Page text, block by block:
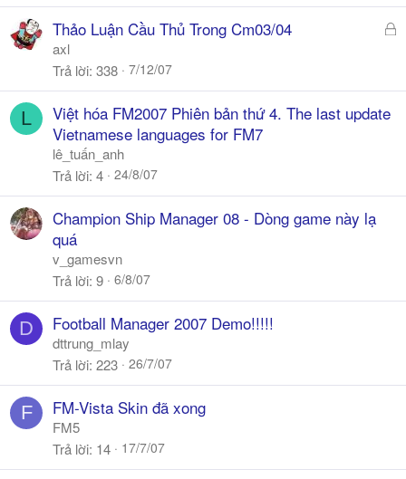
Đ
h
Thảo Luận Cầu Thủ Trong Cm03/04
axl
Trả lời 338 7/12/07
L
Việt hóa FM2007 Phiên bản thứ 4. The last update
Vietnamese languages for FM7
lê_tuấn_anh
Trả lời 4 24/8/07
Champion Ship Manager 08 - Dòng game này lạ
quá
v_gamesvn
Trả lời 9 6/8/07
D Football Manager 2007 Demo!!!!!
dttrung_mlay
Trả lời 223 26/7/07
F FM-Vista Skin đã xong
FM5
Trả lời 14 17/7/07